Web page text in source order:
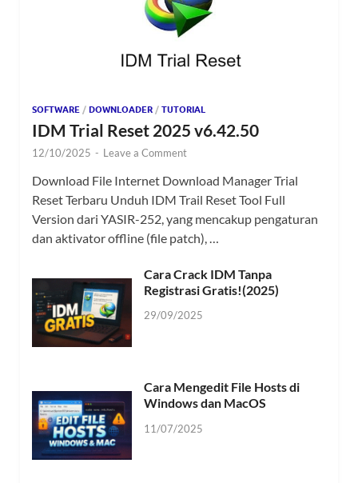
SOFTWARE / DOWNLOADER / TUTORIAL
IDM Trial Reset 2025 v6.42.50
12/10/2025 - Leave a Comment
Download File Internet Download Manager Trial
Reset Terbaru Unduh IDM Trail Reset Tool Full
Version dari YASIR-252, yang mencakup pengaturan
dan aktivator offline (file patch), …
Cara Crack IDM Tanpa
Registrasi Gratis!(2025)
29/09/2025
Cara Mengedit File Hosts di
Windows dan MacOS
11/07/2025